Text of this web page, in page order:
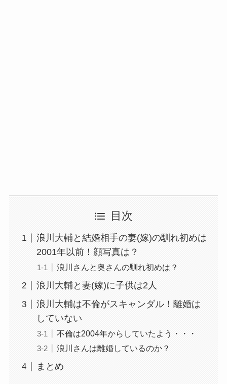
目次
浪川大輔と結婚相手の妻(嫁)の馴れ初めは
2001年以前！顔写真は？
浪川さんと奥さんの馴れ初めは？
浪川大輔と妻(嫁)に子供は2人
浪川大輔は不倫がスキャンダル！離婚は
していない
不倫は2004年からしていたよう・・・
浪川さんは離婚しているのか？
まとめ